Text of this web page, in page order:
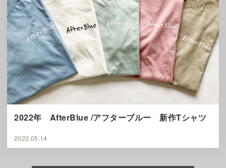
2022年 AfterBlue /アフターブルー 新作Tシャツ
2022.05.14